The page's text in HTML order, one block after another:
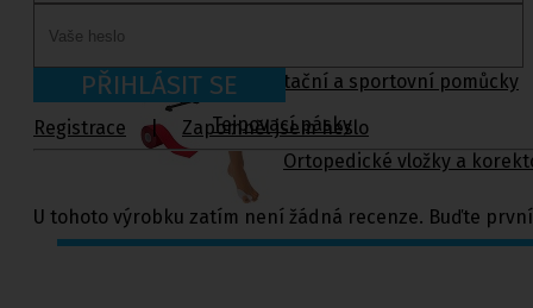
Rehabilitační a sportovní pomůcky
Tejpovací pásky
Ortopedické vložky a
PŘIHLÁSIT SE
Registrace | Zapomněl jsem heslo
U tohoto výrobku zatím není žádná recenze. Buďte